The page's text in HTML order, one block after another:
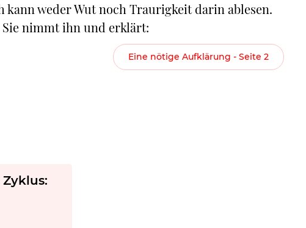
weder Wut noch Traurigkeit darin ablesen.
nimmt ihn und erklärt:
Eine nötige Aufklärung - Seite 2